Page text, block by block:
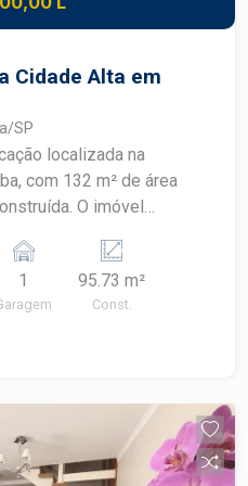
benefício no
Cidade Alta em
SP
localizada na
com 132 m² de área
O imóvel
em localização
construída de 95,73 m²
- Churrasqueira
que
dos ambientes -
1 95.73 m²
Const.